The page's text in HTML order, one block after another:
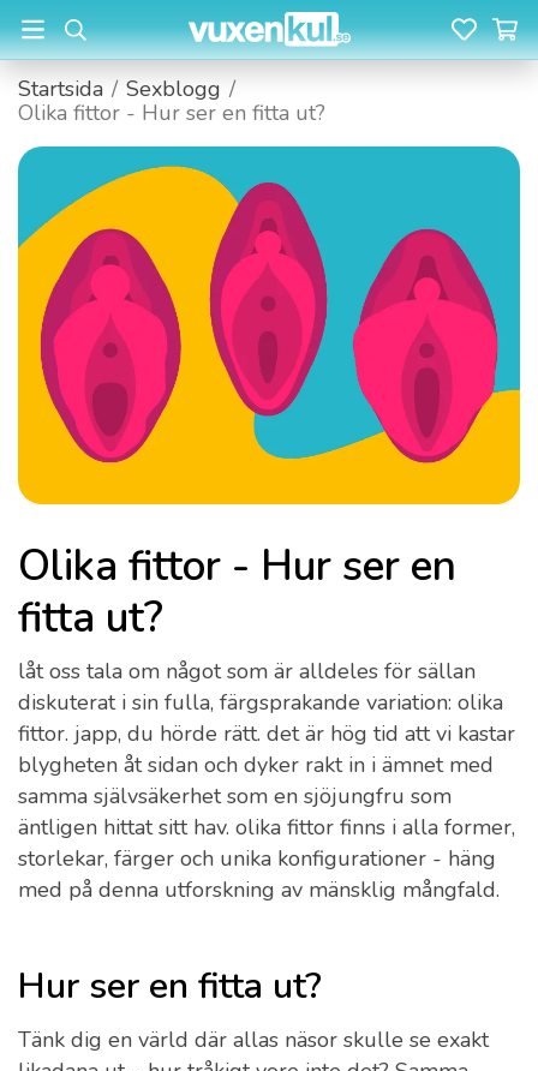
Startsida / Sexblogg /
Olika fittor - Hur ser en fitta ut?
Olika fittor - Hur ser en
fitta ut?
låt oss tala om något som är alldeles för sällan
diskuterat i sin fulla, färgsprakande variation: olika
fittor. japp, du hörde rätt. det är hög tid att vi kastar
blygheten åt sidan och dyker rakt in i ämnet med
samma självsäkerhet som en sjöjungfru som
äntligen hittat sitt hav. olika fittor finns i alla former,
storlekar, färger och unika konfigurationer - häng
med på denna utforskning av mänsklig mångfald.
Hur ser en fitta ut?
Tänk dig en värld där allas näsor skulle se exakt